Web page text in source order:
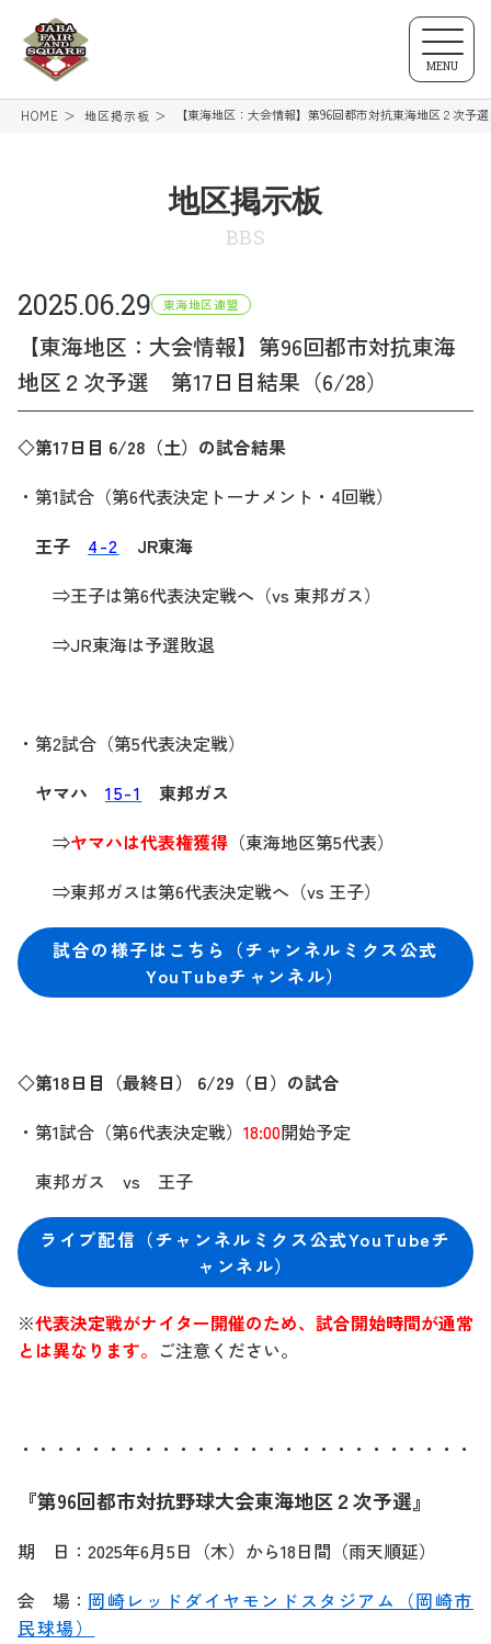
MENU
HOME 地区掲示板 【東海地区：大会情報】第96回都市対抗東海地区２次予
地区掲示板
BBS
2025.06.29 東海地区連盟
【東海地区：大会情報】第96回都市対抗東海
地区２次予選 第17日目結果（6/28）
◇第17日目 6/28（土）の試合結果
・第1試合（第6代表決定トーナメント・4回戦）
王子
4-2
JR東海
⇒王子は第6代表決定戦へ（vs 東邦ガス）
⇒JR東海は予選敗退
・第2試合（第5代表決定戦）
ヤマハ
15-1
東邦ガス
⇒ヤマハは代表権獲得 （東海地区第5代表）
⇒東邦ガスは第6代表決定戦へ（vs 王子）
試合の様子はこちら（チャンネルミクス公式
YouTubeチャンネル）
◇第18日目（最終日） 6/29（日）の試合
・第1試合（第6代表決定戦） 18:00開始予定
東邦ガス vs 王子
ライブ配信（チャンネルミクス公式YouTubeチ
ャンネル）
※代表決定戦がナイター開催のため、試合開始時間が通常
とは異なります。 ご注意ください。
・・・・・・・・・・・・・・・・・・・・・・・・・・
『第96回都市対抗野球大会東海地区２次予選』
期 日：2025年6月5日（木）から18日間（雨天順延）
会 場： 岡崎レッドダイヤモンドスタジアム（岡崎市
民球場）